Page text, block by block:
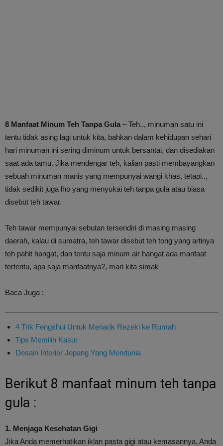
8 Manfaat Minum Teh Tanpa Gula – Teh.., minuman satu ini
tentu tidak asing lagi untuk kita, bahkan dalam kehidupan sehari
hari minuman ini sering diminum untuk bersantai, dan disediakan
saat ada tamu. Jika mendengar teh, kalian pasti membayangkan
sebuah minuman manis yang mempunyai wangi khas, tetapi..,
tidak sedikit juga lho yang menyukai teh tanpa gula atau biasa
disebut teh tawar.
Teh tawar mempunyai sebutan tersendiri di masing masing
daerah, kalau di sumatra, teh tawar disebut teh tong yang artinya
teh pahit hangat, dan tentu saja minum air hangat ada manfaat
tertentu, apa saja manfaatnya?, mari kita simak
Baca Juga :
4 Trik Fengshui Untuk Menarik Rezeki ke Rumah
Tips Memilih Kasur
Desain Interior Jepang Yang Mendunia
Berikut 8 manfaat minum teh tanpa
gula :
1. Menjaga Kesehatan Gigi
Jika Anda memerhatikan iklan pasta gigi atau kemasannya, Anda